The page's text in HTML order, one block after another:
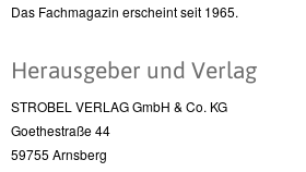
Das Fachmagazin erscheint seit 1965.
Herausgeber und Verlag
STROBEL VERLAG GmbH & Co. KG
Goethestraße 44
59755 Arnsberg